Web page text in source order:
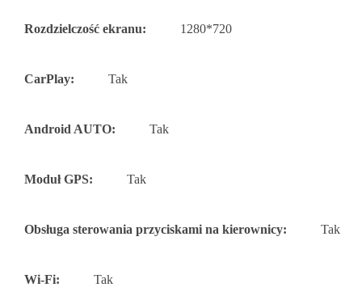
Rozdzielczość ekranu: 1280*720
CarPlay: Tak
Android AUTO: Tak
Moduł GPS: Tak
Obsługa sterowania przyciskami na kierownicy: Tak
Wi-Fi: Tak